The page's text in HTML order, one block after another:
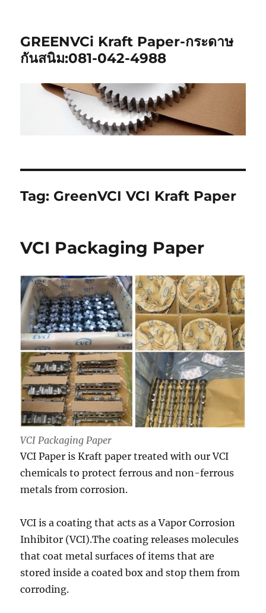
GREENVCi Kraft Paper-กระดาษ
กันสนิม:081-042-4988
Tag: GreenVCI VCI Kraft Paper
VCI Packaging Paper
VCI Packaging Paper
VCI Paper is Kraft paper treated with our VCI
chemicals to protect ferrous and non-ferrous
metals from corrosion.
VCI is a coating that acts as a Vapor Corrosion
Inhibitor (VCI).The coating releases molecules
that coat metal surfaces of items that are
stored inside a coated box and stop them from
corroding.